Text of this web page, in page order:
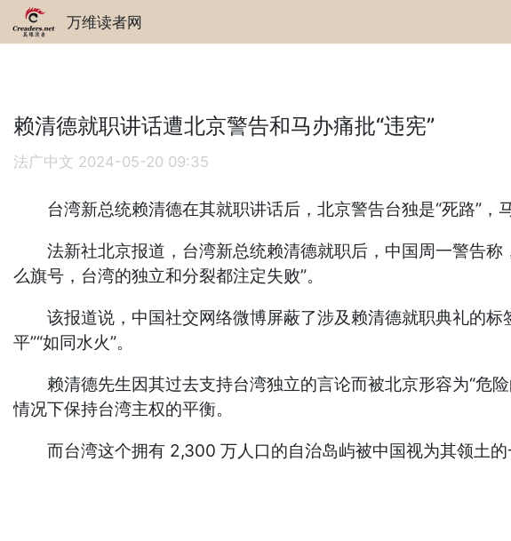
万维读者网
赖清德就职讲话遭北京警告和马办痛批“违宪”
法广中文 2024-05-20 09:35
台湾新总统赖清德在其就职讲话后，北京警告台独是“死路”，马
法新社北京报道，台湾新总统赖清德就职后，中国周一警告称
么旗号，台湾的独立和分裂都注定失败”。
该报道说，中国社交网络微博屏蔽了涉及赖清德就职典礼的标
平”“如同水火”。
赖清德先生因其过去支持台湾独立的言论而被北京形容为“危险
情况下保持台湾主权的平衡。
而台湾这个拥有 2,300 万人口的自治岛屿被中国视为其领土的